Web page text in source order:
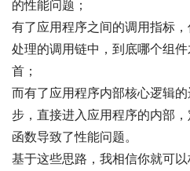
的性能问题；
有了应用程序之间的调用指标
处理的调用链中，到底哪个组
首；
而有了应用程序内部核心逻辑
步，直接进入应用程序的内部
函数导致了性能问题。
基于这些思路，我相信你就可